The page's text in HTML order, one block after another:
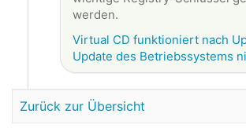
werden.
Virtual CD funktioniert nach
Update des Betriebssystems
Zurück zur Übersicht